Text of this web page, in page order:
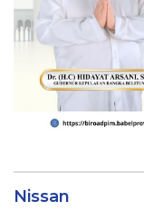
Nissan